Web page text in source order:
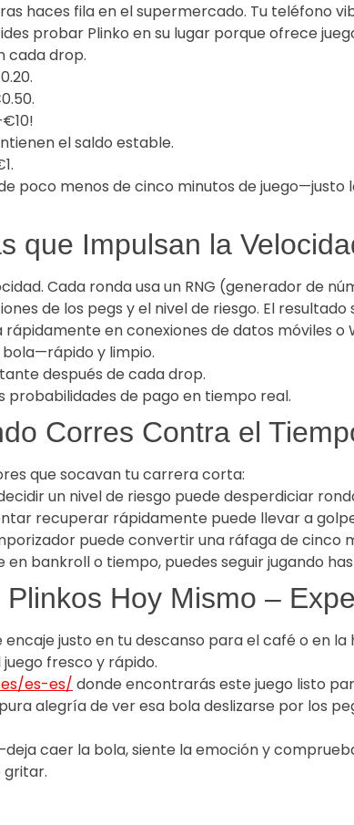
haces fila en el supermercado. Tu teléfono
probar Plinko en su lugar porque ofrece
cada drop.
el saldo estable.
poco menos de cinco minutos de juego—justo
que Impulsan la
Cada ronda usa un RNG (generador de
de los pegs y el nivel de riesgo. El
en conexiones de datos móviles o
y limpio.
después de cada drop.
probabilidades de pago en tiempo real.
Corres Contra el
que socavan tu carrera corta:
un nivel de riesgo puede desperdiciar
recuperar rápidamente puede llevar a
puede convertir una ráfaga de cinco
en bankroll o tiempo, puedes seguir jugando
Hoy Mismo –
justo en tu descanso para el café o en
fresco y rápido.
es-es/ donde encontrarás este juego listo
alegría de ver esa bola deslizarse por los
caer la bola, siente la emoción y
gritar.